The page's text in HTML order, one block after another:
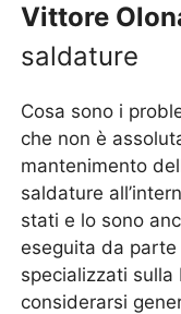
Vittore
saldature
Cosa sono i
che non è
mantenimento
saldature
stati e lo sono
eseguita da
specializzati sulla
considerarsi